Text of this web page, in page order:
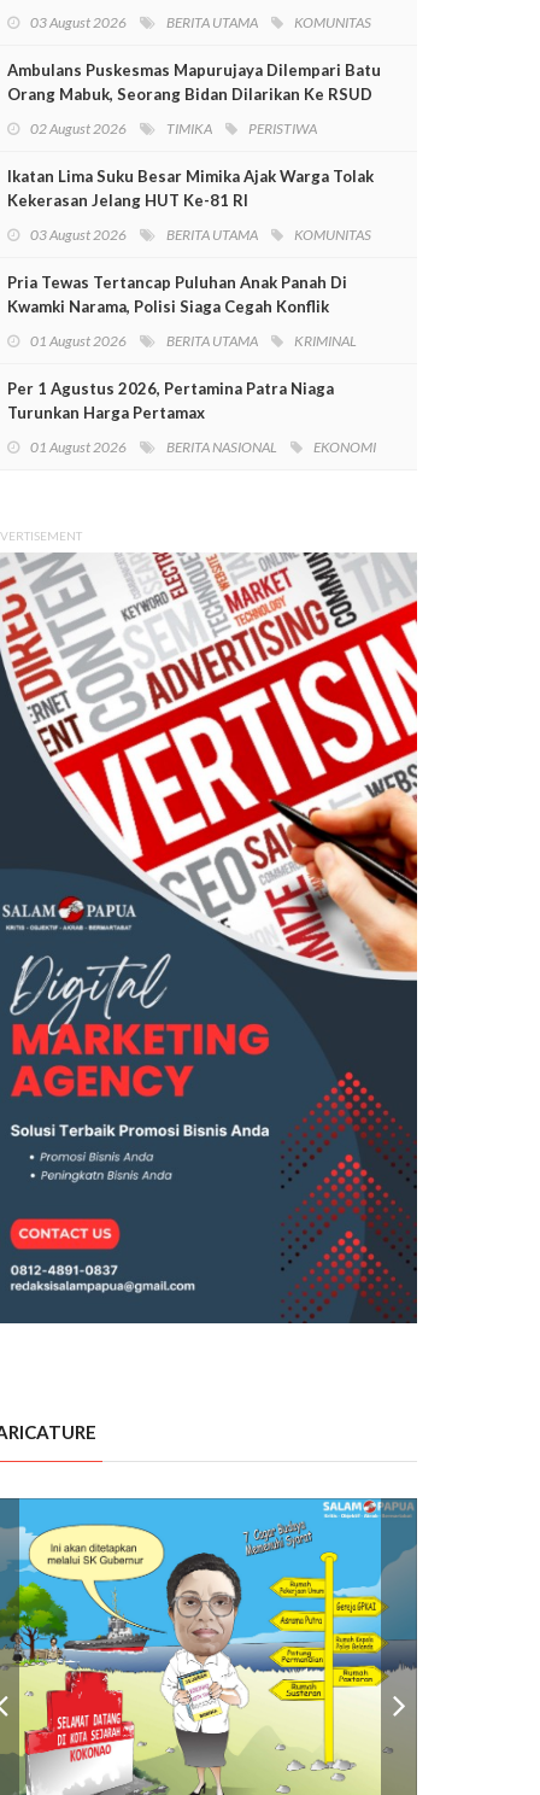
03 August 2026 BERITA UTAMA KOMUNITAS
Ambulans Puskesmas Mapurujaya Dilempari Batu
Orang Mabuk, Seorang Bidan Dilarikan Ke RSUD
02 August 2026 TIMIKA PERISTIWA
Ikatan Lima Suku Besar Mimika Ajak Warga Tolak
Kekerasan Jelang HUT Ke-81 RI
03 August 2026 BERITA UTAMA KOMUNITAS
Pria Tewas Tertancap Puluhan Anak Panah Di
Kwamki Narama, Polisi Siaga Cegah Konflik
01 August 2026 BERITA UTAMA KRIMINAL
Per 1 Agustus 2026, Pertamina Patra Niaga
Turunkan Harga Pertamax
01 August 2026 BERITA NASIONAL EKONOMI